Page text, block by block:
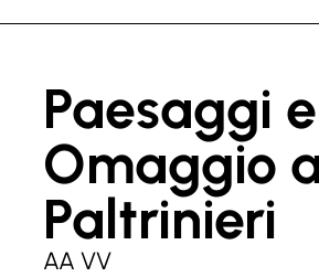
Paesaggi
Omaggio
Paltrinieri
AA VV